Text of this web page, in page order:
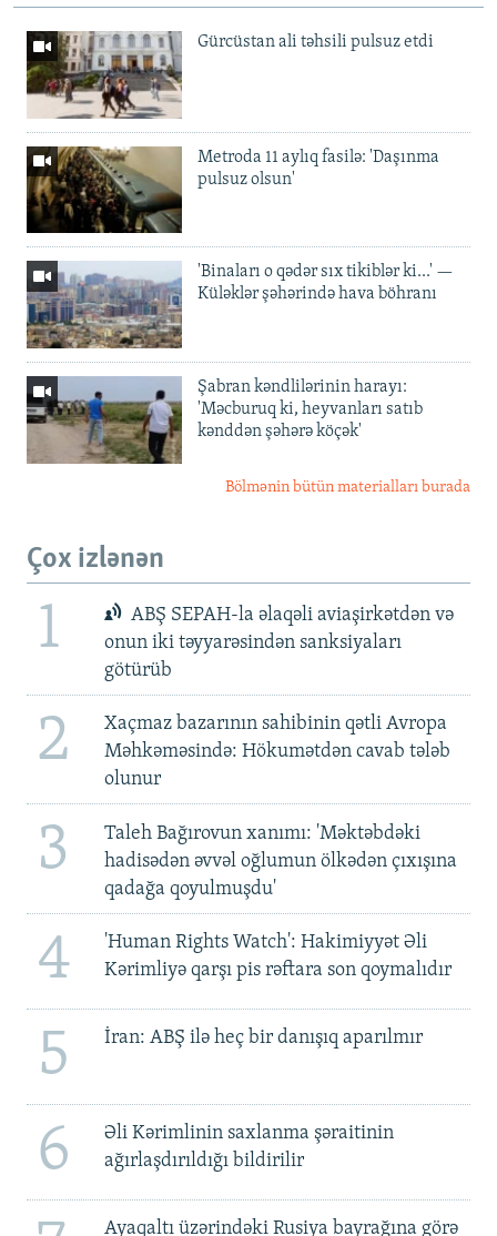
Gürcüstan ali təhsili pulsuz etdi
Metroda 11 aylıq fasilə: 'Daşınma
pulsuz olsun'
'Binaları o qədər sıx tikiblər ki...' —
Küləklər şəhərində hava böhranı
Şabran kəndlilərinin harayı:
'Məcburuq ki, heyvanları satıb
kənddən şəhərə köçək'
Bölmənin bütün materialları burada
Çox izlənən
1
ABŞ SEPAH-la əlaqəli aviaşirkətdən və
onun iki təyyarəsindən sanksiyaları
götürüb
2
Xaçmaz bazarının sahibinin qətli Avropa
Məhkəməsində: Hökumətdən cavab tələb
olunur
3
Taleh Bağırovun xanımı: 'Məktəbdəki
hadisədən əvvəl oğlumun ölkədən çıxışına
qadağa qoyulmuşdu'
4
'Human Rights Watch': Hakimiyyət Əli
Kərimliyə qarşı pis rəftara son qoymalıdır
5 İran: ABŞ ilə heç bir danışıq aparılmır
6
Əli Kərimlinin saxlanma şəraitinin
ağırlaşdırıldığı bildirilir
Ayaqaltı üzərindəki Rusiya bayrağına görə